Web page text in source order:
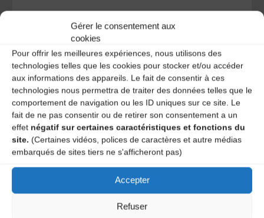
Gérer le consentement aux
cookies
Pour offrir les meilleures expériences, nous utilisons des
technologies telles que les cookies pour stocker et/ou accéder
aux informations des appareils. Le fait de consentir à ces
technologies nous permettra de traiter des données telles que le
comportement de navigation ou les ID uniques sur ce site. Le
fait de ne pas consentir ou de retirer son consentement a un
effet négatif sur certaines caractéristiques et fonctions du
site. (Certaines vidéos, polices de caractères et autre médias
embarqués de sites tiers ne s'afficheront pas)
Accepter
Refuser
A DECOUVRIR :
Le distributeur des musiques Trad'